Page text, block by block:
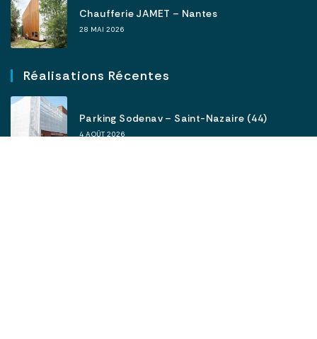
Chaufferie JAMET – Nantes
28 MAI 2026
Réalisations Récentes
Parking Sodenav – Saint-Nazaire (44)
4 AOÛT 2026